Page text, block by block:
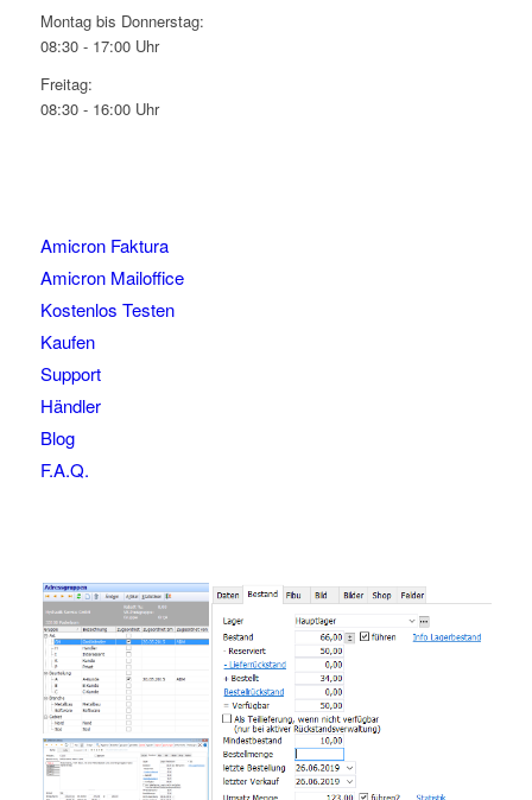
Montag bis Donnerstag:
08:30 - 17:00 Uhr
Freitag:
08:30 - 16:00 Uhr
Amicron Faktura
Amicron Mailoffice
Kostenlos Testen
Kaufen
Support
Händler
Blog
F.A.Q.